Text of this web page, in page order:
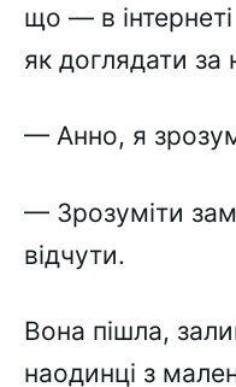
що — в
як доглядати
— Анно, я
— Зрозуміти
відчути.
Вона пішла,
наодинці з